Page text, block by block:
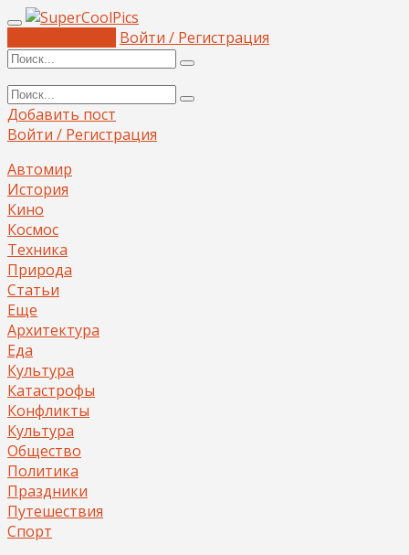
Войти / Регистрация
Добавить пост
Войти / Регистрация
Автомир
История
Кино
Космос
Техника
Природа
Статьи
Еще
Архитектура
Еда
Культура
Катастрофы
Конфликты
Культура
Общество
Политика
Праздники
Путешествия
Спорт